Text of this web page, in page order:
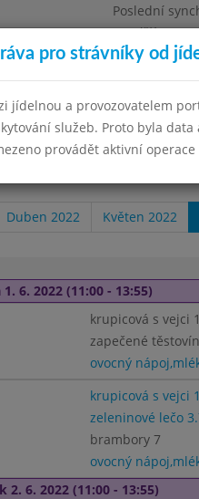
Poslední
Pondělí
Kontakty a informace
Duben 2022 Květen 2022
6. 2022 (11:00 - 13:55)
krupicová s vejci
zapečené
ovocný
krupicová s vejci
zeleninové lečo
brambory 7
ovocný
2. 6. 2022 (11:00 - 13:55)
pro strávníky od
jídelnou a provozovatelem
služeb. Proto byla
provádět aktivní